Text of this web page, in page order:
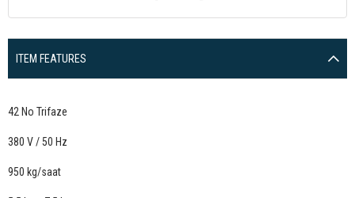
ITEM FEATURES
42 No Trifaze
380 V / 50 Hz
950 kg/saat